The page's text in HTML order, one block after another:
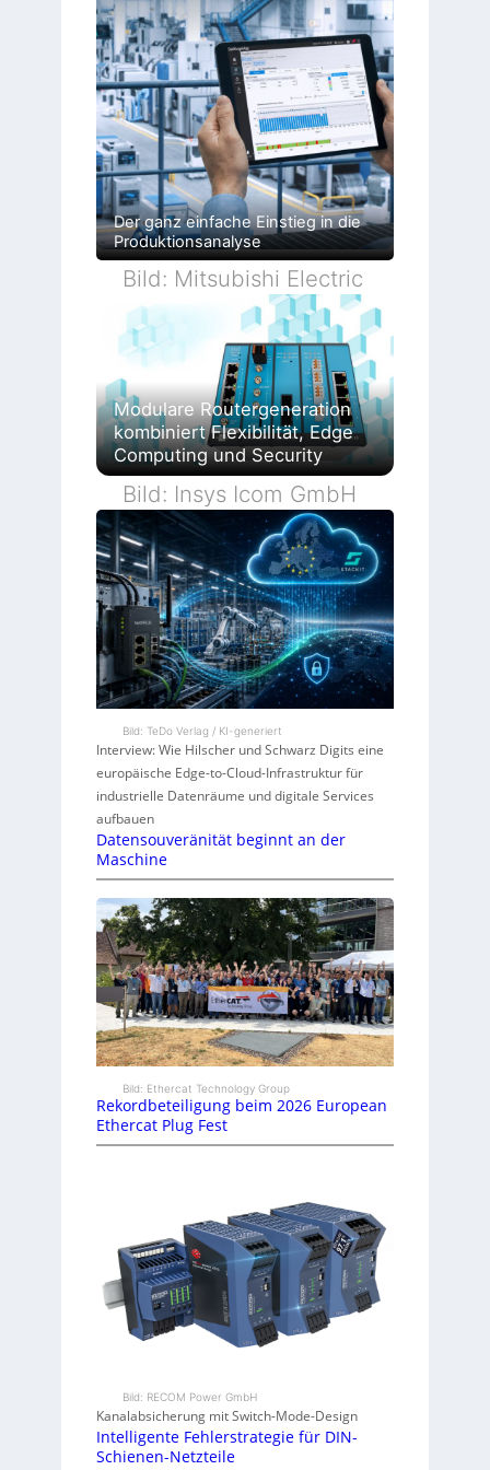
Der ganz einfache Einstieg in die
Produktionsanalyse
Bild: Mitsubishi Electric
Modulare Routergeneration
kombiniert Flexibilität, Edge
Computing und Security
Bild: Insys Icom GmbH
Bild: TeDo Verlag / KI-generiert
Interview: Wie Hilscher und Schwarz Digits eine
europäische Edge-to-Cloud-Infrastruktur für
industrielle Datenräume und digitale Services
aufbauen
Datensouveränität beginnt an der
Maschine
Bild: Ethercat Technology Group
Rekordbeteiligung beim 2026 European
Ethercat Plug Fest
Bild: RECOM Power GmbH
Kanalabsicherung mit Switch-Mode-Design
Intelligente Fehlerstrategie für DIN-
Schienen-Netzteile